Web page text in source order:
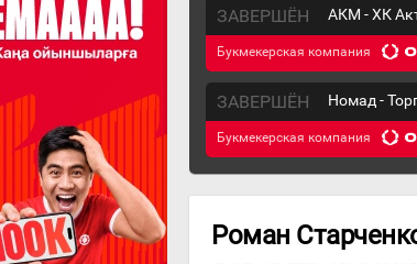
ЗАВЕРШЁН АКМ - ХК
Букмекерская компания
ЗАВЕРШЁН Номад -
Букмекерская компания
Роман